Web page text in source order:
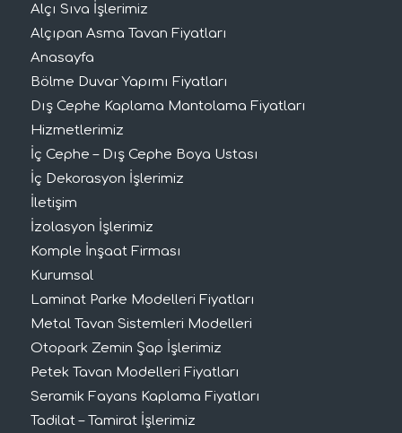
Alçı Sıva İşlerimiz
Alçıpan Asma Tavan Fiyatları
Anasayfa
Bölme Duvar Yapımı Fiyatları
Dış Cephe Kaplama Mantolama Fiyatları
Hizmetlerimiz
İç Cephe – Dış Cephe Boya Ustası
İç Dekorasyon İşlerimiz
İletişim
İzolasyon İşlerimiz
Komple İnşaat Firması
Kurumsal
Laminat Parke Modelleri Fiyatları
Metal Tavan Sistemleri Modelleri
Otopark Zemin Şap İşlerimiz
Petek Tavan Modelleri Fiyatları
Seramik Fayans Kaplama Fiyatları
Tadilat – Tamirat İşlerimiz